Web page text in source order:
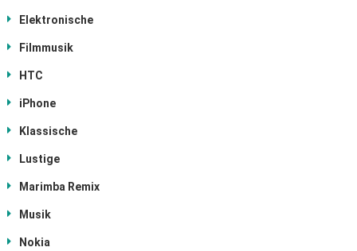
Elektronische
Filmmusik
HTC
iPhone
Klassische
Lustige
Marimba Remix
Musik
Nokia